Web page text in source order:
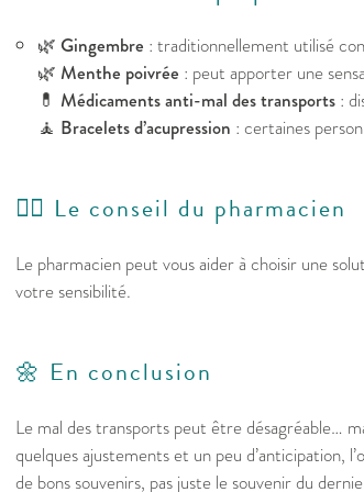
🌿 Gingembre : traditionnellement utilisé
🌿 Menthe poivrée : peut apporter une
💊 Médicaments anti-mal des transports :
🧘 Bracelets d’acupression : certaines
👩‍⚕️ Le conseil du pharmacien
Le pharmacien peut vous aider à choisir une
votre sensibilité.
🌼 En conclusion
Le mal des transports peut être désagréable…
quelques ajustements et un peu d’anticipation,
de bons souvenirs, pas juste le souvenir du